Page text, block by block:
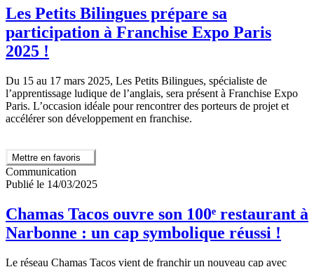
Les Petits Bilingues prépare sa
participation à Franchise Expo Paris
2025 !
Du 15 au 17 mars 2025, Les Petits Bilingues, spécialiste de
l’apprentissage ludique de l’anglais, sera présent à Franchise Expo
Paris. L’occasion idéale pour rencontrer des porteurs de projet et
accélérer son développement en franchise.
Mettre en favoris
Communication
Publié le 14/03/2025
Chamas Tacos ouvre son 100ᵉ restaurant à
Narbonne : un cap symbolique réussi !
Le réseau Chamas Tacos vient de franchir un nouveau cap avec